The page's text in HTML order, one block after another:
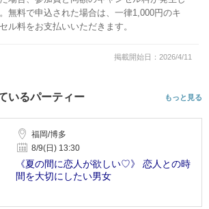
無料で申込された場合は、一律1,000円のキ
ル料をお支払いいただきます。
掲載開始日：2026/4/11
いるパーティー もっと見る
福岡/博多
8/9(日) 13:30
《夏の間に恋人が欲しい♡》 恋人との時
間を大切にしたい男女